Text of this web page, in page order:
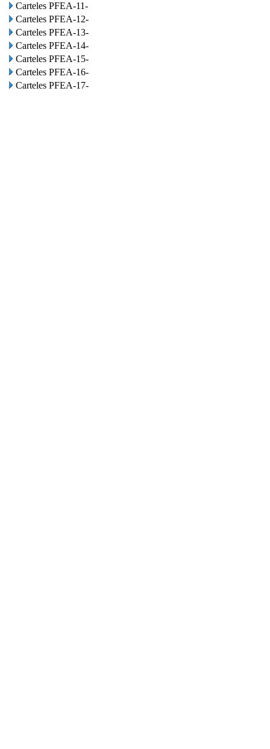
Carteles PFEA-11-
Carteles PFEA-12-
Carteles PFEA-13-
Carteles PFEA-14-
Carteles PFEA-15-
Carteles PFEA-16-
Carteles PFEA-17-